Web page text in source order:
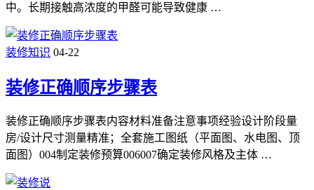
中。长期接触高浓度的甲醛可能导致健康 …
装修知识 04-22
装修正确顺序步骤表
装修正确顺序步骤表内容材料准备注意事项经验设计阶段量
房/设计尺寸测量精准；全套施工图纸（平面图、水电图、顶
面图）004制定装修预算006007确定装修风格及主体 …